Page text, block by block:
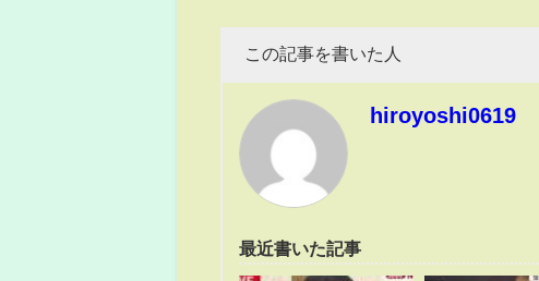
この記事を書いた人
hiroyoshi0619
最近書いた記事